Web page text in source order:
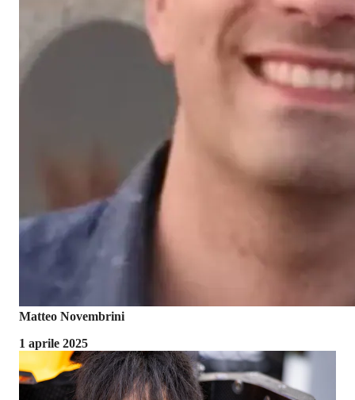
Matteo Novembrini
1 aprile 2025